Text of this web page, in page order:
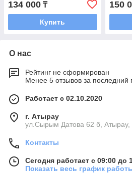
134 000 ₸
Купить
150
О нас
Рейтинг не сформирован
Менее 5 отзывов за последний
Работает с 02.10.2020
г. Атырау
ул.Сырым Датова 62 б, Атырау,
Контакты
Сегодня работает с 09:00 до
Показать весь график